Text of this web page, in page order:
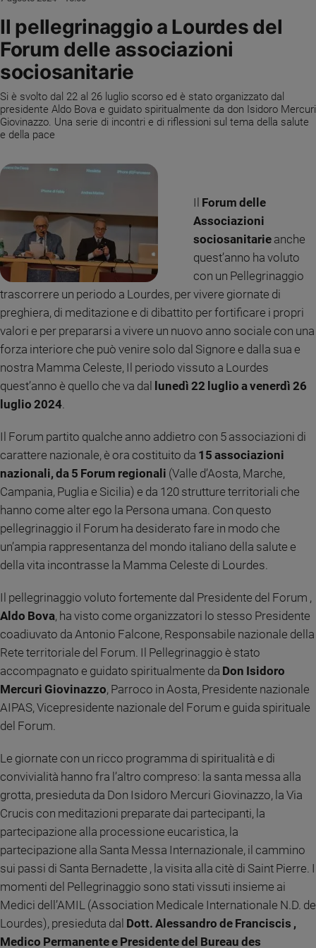
e
Creato
Volontariato
Diritti
Aziende
di
valore
Caso
settimana
Migranti
e
inclusione
Costume
e
spettacoli
Sanremo
2026
Cinema,
Tv
streaming
Arte
Famiglia
ed
educazione
Genitori
e
Nonni
Coppia
Scuola
giovani
Adolescenza
Bioetica
Riflessioni
Foto
Video
Podcast
Privacy
Il pellegrinaggio a Lourdes del
Forum delle associazioni
sociosanitarie
Si è svolto dal 22 al 26 luglio scorso ed è stato organizzato dal
presidente Aldo Bova e guidato spiritualmente da don Isidoro Mercuri
Giovinazzo. Una serie di incontri e di riflessioni sul tema della salute
e della pace
Il Forum delle
Associazioni
sociosanitarie anche
quest’anno ha voluto
con un Pellegrinaggio
trascorrere un periodo a Lourdes, per vivere giornate di
preghiera, di meditazione e di dibattito per fortificare i propri
valori e per prepararsi a vivere un nuovo anno sociale con una
forza interiore che può venire solo dal Signore e dalla sua e
nostra Mamma Celeste, Il periodo vissuto a Lourdes
quest’anno è quello che va dal
lunedì 22 luglio a venerdì 26
luglio 2024.
Il Forum partito qualche anno addietro con 5 associazioni di
carattere nazionale, è ora costituito da 15 associazioni
nazionali, da 5 Forum regionali (Valle d’Aosta, Marche,
Campania, Puglia e Sicilia) e da 120 strutture territoriali che
hanno come alter ego la Persona umana. Con questo
pellegrinaggio il Forum ha desiderato fare in modo che
un’ampia rappresentanza del mondo italiano della salute e
della vita incontrasse la Mamma Celeste di Lourdes.
Il pellegrinaggio voluto fortemente dal Presidente del Forum ,
Aldo Bova, ha visto come organizzatori lo stesso Presidente
coadiuvato da Antonio Falcone, Responsabile nazionale della
Rete territoriale del Forum. Il Pellegrinaggio è stato
accompagnato e guidato spiritualmente da Don Isidoro
Mercuri Giovinazzo, Parroco in Aosta, Presidente nazionale
AIPAS, Vicepresidente nazionale del Forum e guida spirituale
del Forum.
Le giornate con un ricco programma di spiritualità e di
convivialità hanno fra l’altro compreso: la santa messa alla
grotta, presieduta da Don Isidoro Mercuri Giovinazzo, la Via
Crucis con meditazioni preparate dai partecipanti, la
partecipazione alla processione eucaristica, la
partecipazione alla Santa Messa Internazionale, il cammino
sui passi di Santa Bernadette , la visita alla citè di Saint Pierre. I
momenti del Pellegrinaggio sono stati vissuti insieme ai
Medici dell’AMIL (Association Medicale Internationale N.D. de
Lourdes), presieduta dal Dott. Alessandro de Franciscis ,
Medico Permanente e Presidente del Bureau des